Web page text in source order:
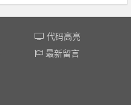
代码高亮
最新留言